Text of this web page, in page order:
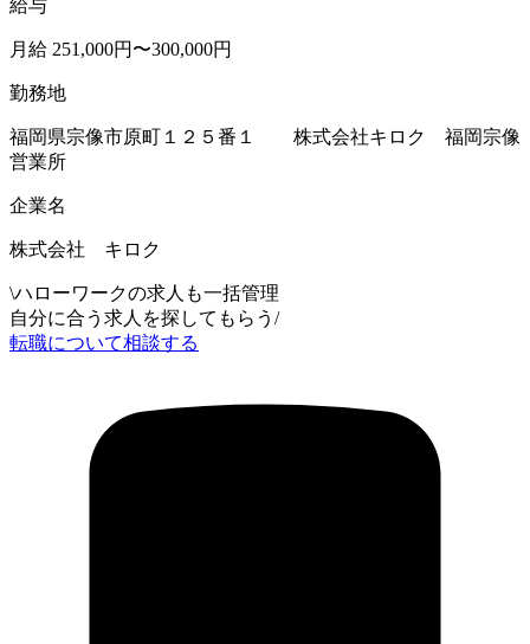
給与
月給 251,000円〜300,000円
勤務地
福岡県宗像市原町１２５番１ 株式会社キロク 福岡宗像
営業所
企業名
株式会社 キロク
\ハローワークの求人も一括管理
自分に合う求人を探してもらう /
転職について相談する